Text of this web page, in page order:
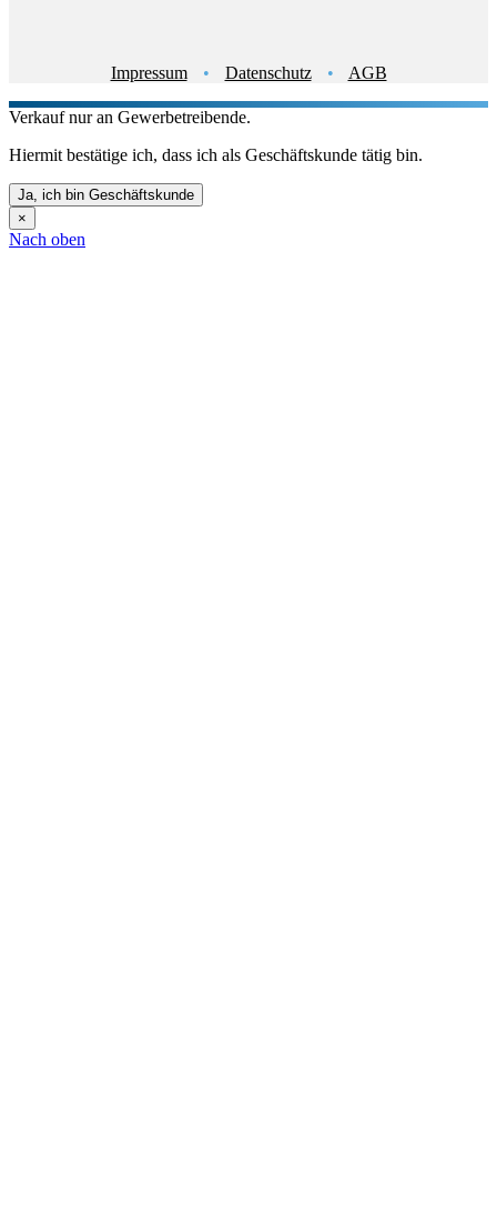
Impressum • Datenschutz • AGB
Verkauf nur an Gewerbetreibende.
Hiermit bestätige ich, dass ich als Geschäftskunde tätig bin.
Ja, ich bin Geschäftskunde
×
Nach oben